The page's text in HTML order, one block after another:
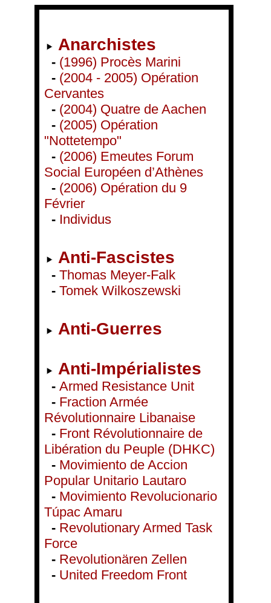
Anarchistes
- (1996) Procès Marini
- (2004 - 2005) Opération
Cervantes
- (2004) Quatre de Aachen
- (2005) Opération
"Nottetempo"
- (2006) Emeutes Forum
Social Européen d’Athènes
- (2006) Opération du 9
Février
- Individus
Anti-Fascistes
- Thomas Meyer-Falk
- Tomek Wilkoszewski
Anti-Guerres
Anti-Impérialistes
- Armed Resistance Unit
- Fraction Armée
Révolutionnaire Libanaise
- Front Révolutionnaire de
Libération du Peuple (DHKC)
- Movimiento de Accion
Popular Unitario Lautaro
- Movimiento Revolucionario
Túpac Amaru
- Revolutionary Armed Task
Force
- Revolutionären Zellen
- United Freedom Front